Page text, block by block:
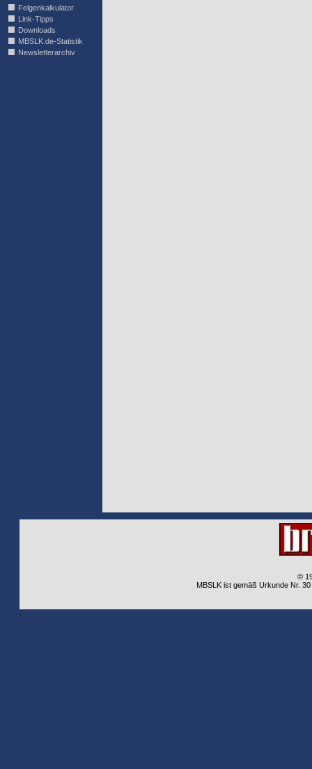
Felgenkalkulator
Link-Tipps
Downloads
MBSLK.de-Statistik
Newsletterarchiv
©
MBSLK ist gemäß Urkunde Nr.